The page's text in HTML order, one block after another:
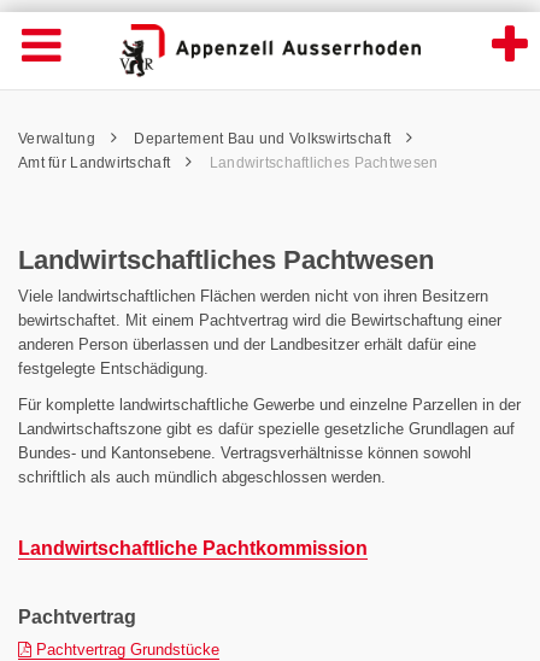
Landwirtschaftliches Pachtwesen -
Wichtige
Seiten
Home
Inhalt
Kontakt
Navigation öffnen
Inhalt
Pfadnavigation
Verwaltung
Departement Bau und Volkswirtschaft
Amt für Landwirtschaft
Landwirtschaftliches Pachtwesen
Landwirtschaftliches Pachtwesen
Viele landwirtschaftlichen Flächen werden nicht von ihren Besitzern
bewirtschaftet. Mit einem Pachtvertrag wird die Bewirtschaftung einer
anderen Person überlassen und der Landbesitzer erhält dafür eine
festgelegte Entschädigung.
Für komplette landwirtschaftliche Gewerbe und einzelne Parzellen in der
Landwirtschaftszone gibt es dafür spezielle gesetzliche Grundlagen auf
Bundes- und Kantonsebene. Vertragsverhältnisse können sowohl
schriftlich als auch mündlich abgeschlossen werden.
Landwirtschaftliche Pachtkommission
Pachtvertrag
Pachtvertrag Grundstücke(pdf)